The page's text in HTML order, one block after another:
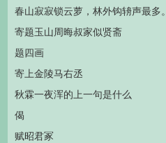
春山寂寂锁云萝，林外钩辀声最多。
寄题玉山周晦叔家似贤斋
题四画
寄上金陵马右丞
秋霖一夜浑的上一句是什么
偈
赋昭君冢